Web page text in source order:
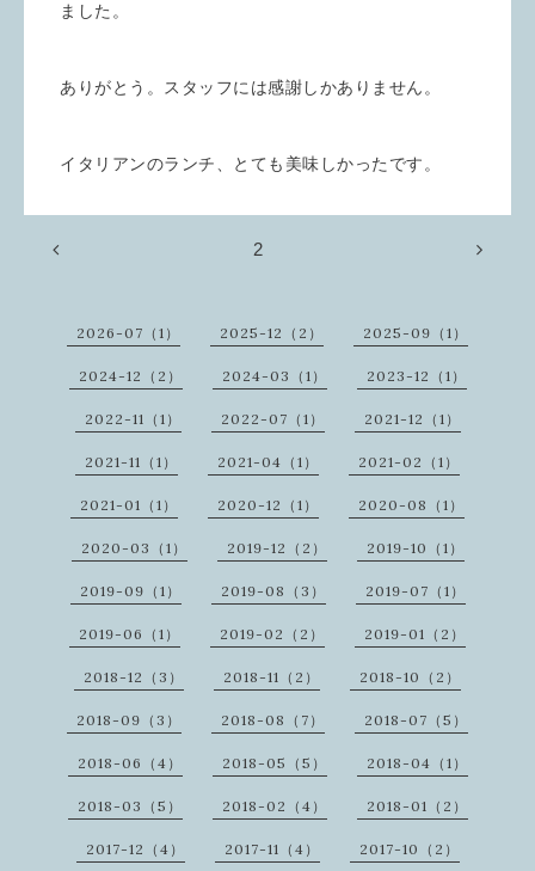
ました。
ありがとう。スタッフには感謝しかありません。
イタリアンのランチ、とても美味しかったです。
2
2026-07（1） 2025-12（2） 2025-09（1）
2024-12（2） 2024-03（1） 2023-12（1）
2022-11（1） 2022-07（1） 2021-12（1）
2021-11（1） 2021-04（1） 2021-02（1）
2021-01（1） 2020-12（1） 2020-08（1）
2020-03（1） 2019-12（2） 2019-10（1）
2019-09（1） 2019-08（3） 2019-07（1）
2019-06（1） 2019-02（2） 2019-01（2）
2018-12（3） 2018-11（2） 2018-10（2）
2018-09（3） 2018-08（7） 2018-07（5）
2018-06（4） 2018-05（5） 2018-04（1）
2018-03（5） 2018-02（4） 2018-01（2）
2017-12（4） 2017-11（4） 2017-10（2）